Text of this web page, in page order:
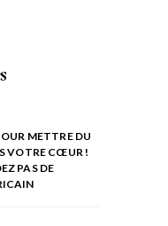
METTRE DU
VOTRE CŒUR !
PAS DE